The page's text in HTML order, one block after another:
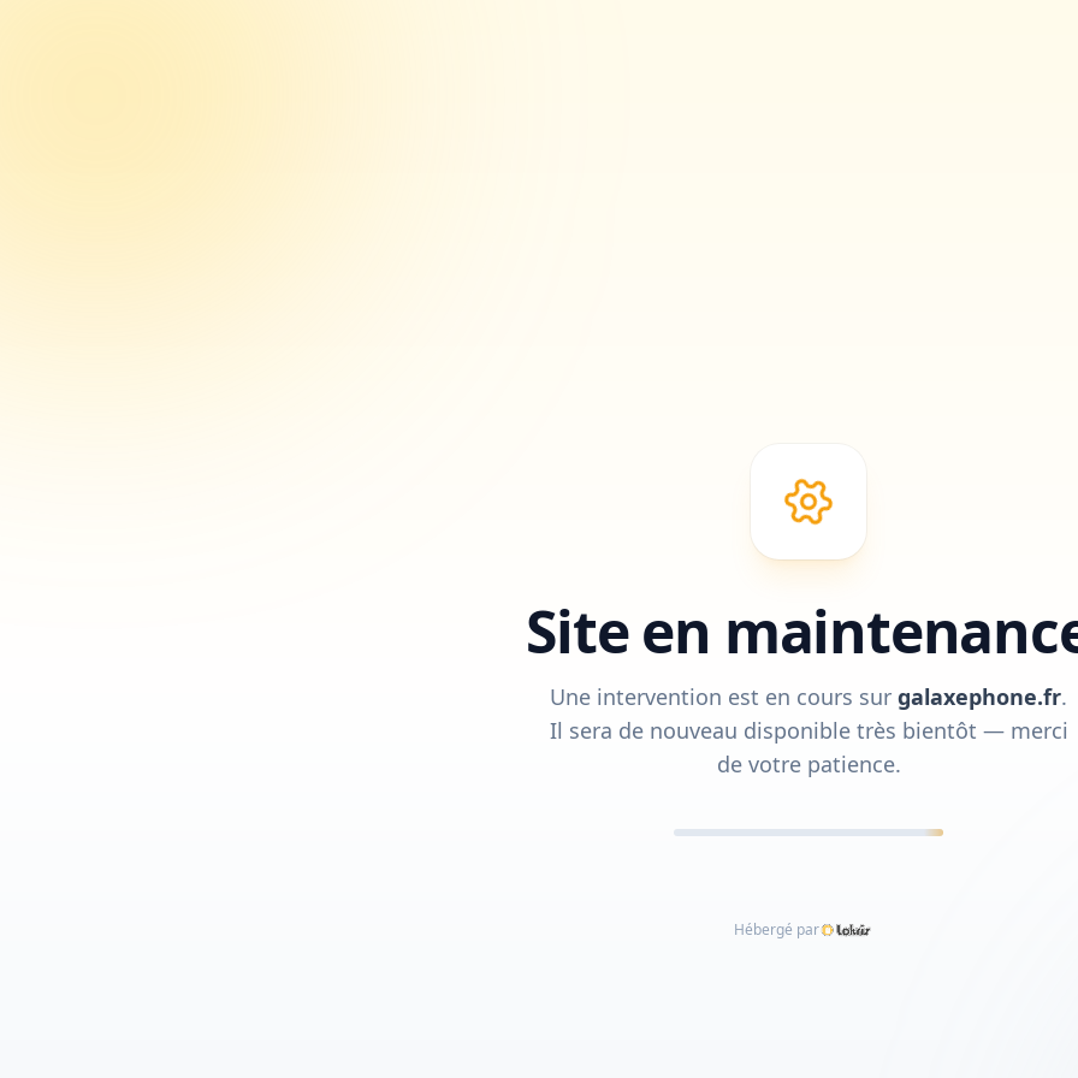
Site en
Une intervention est en cours sur galaxephone.fr.
Il sera de nouveau disponible très bientôt — merci
de votre patience.
Hébergé par